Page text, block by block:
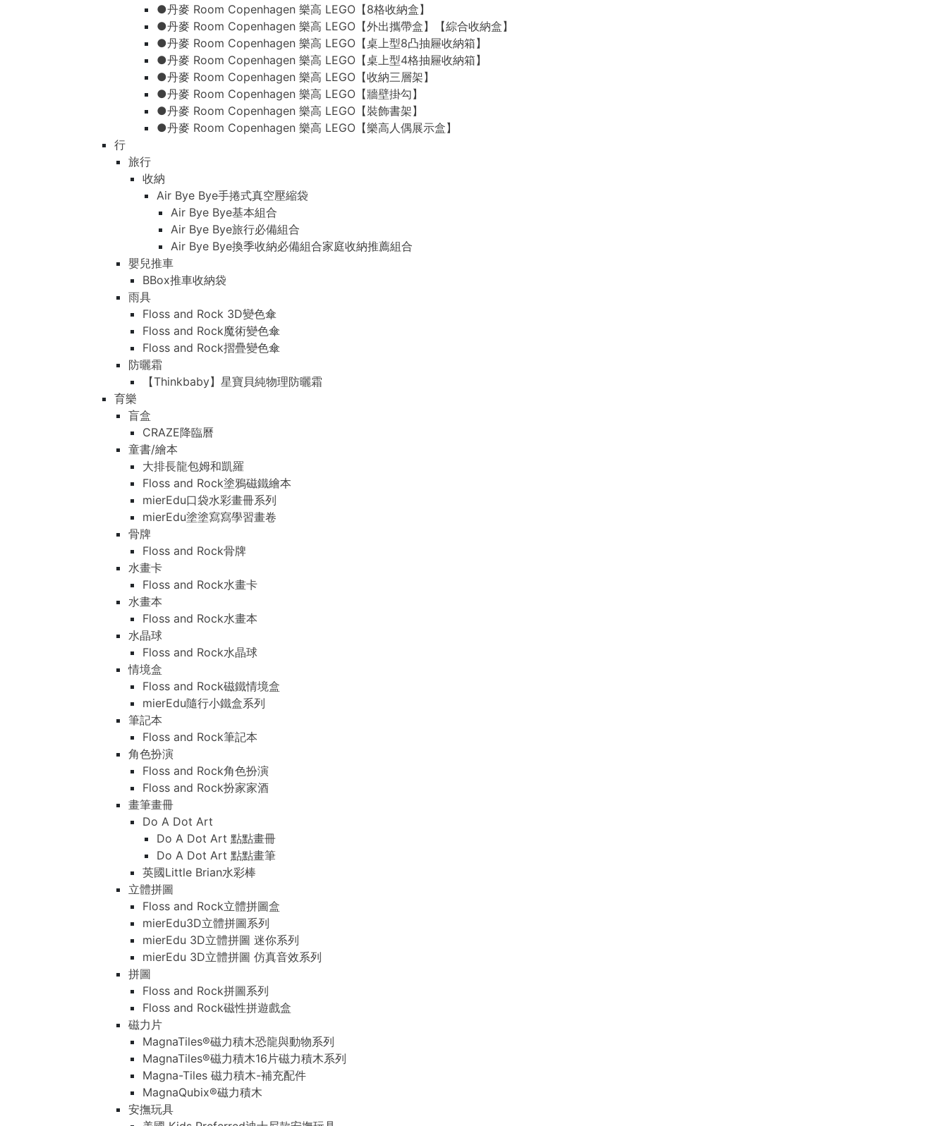
●丹麥 Room Copenhagen 樂高 LEGO【8格收納盒】
●丹麥 Room Copenhagen 樂高 LEGO【外出攜帶盒】【綜合收納盒】
●丹麥 Room Copenhagen 樂高 LEGO【桌上型8凸抽屜收納箱】
●丹麥 Room Copenhagen 樂高 LEGO【桌上型4格抽屜收納箱】
●丹麥 Room Copenhagen 樂高 LEGO【收納三層架】
●丹麥 Room Copenhagen 樂高 LEGO【牆壁掛勾】
●丹麥 Room Copenhagen 樂高 LEGO【裝飾書架】
●丹麥 Room Copenhagen 樂高 LEGO【樂高人偶展示盒】
行
旅行
收納
Air Bye Bye手捲式真空壓縮袋
Air Bye Bye基本組合
Air Bye Bye旅行必備組合
Air Bye Bye換季收納必備組合家庭收納推薦組合
嬰兒推車
BBox推車收納袋
雨具
Floss and Rock 3D變色傘
Floss and Rock魔術變色傘
Floss and Rock摺疊變色傘
防曬霜
【Thinkbaby】星寶貝純物理防曬霜
育樂
盲盒
CRAZE降臨曆
童書/繪本
大排長龍包姆和凱羅
Floss and Rock塗鴉磁鐵繪本
mierEdu口袋水彩畫冊系列
mierEdu塗塗寫寫學習畫卷
骨牌
Floss and Rock骨牌
水畫卡
Floss and Rock水畫卡
水畫本
Floss and Rock水畫本
水晶球
Floss and Rock水晶球
情境盒
Floss and Rock磁鐵情境盒
mierEdu隨行小鐵盒系列
筆記本
Floss and Rock筆記本
角色扮演
Floss and Rock角色扮演
Floss and Rock扮家家酒
畫筆畫冊
Do A Dot Art
Do A Dot Art 點點畫冊
Do A Dot Art 點點畫筆
英國Little Brian水彩棒
立體拼圖
Floss and Rock立體拼圖盒
mierEdu3D立體拼圖系列
mierEdu 3D立體拼圖 迷你系列
mierEdu 3D立體拼圖 仿真音效系列
拼圖
Floss and Rock拼圖系列
Floss and Rock磁性拼遊戲盒
磁力片
MagnaTiles®磁力積木恐龍與動物系列
MagnaTiles®磁力積木16片磁力積木系列
Magna-Tiles 磁力積木-補充配件
MagnaQubix®磁力積木
安撫玩具